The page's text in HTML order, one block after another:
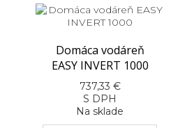
Domáca vodáreň
EASY INVERT 1000
737,33 €
S DPH
Na sklade